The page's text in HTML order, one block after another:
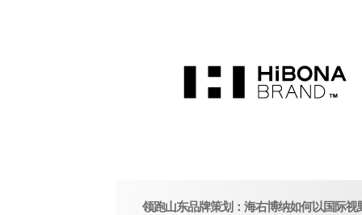
领跑山东品牌策划：海右博纳如何以国际视